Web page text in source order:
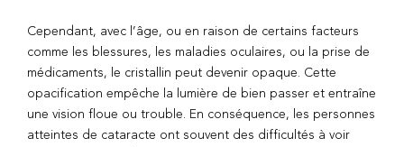
Cependant, avec l’âge, ou en raison de certains facteurs
comme les blessures, les maladies oculaires, ou la prise de
médicaments, le cristallin peut devenir opaque. Cette
opacification empêche la lumière de bien passer et entraîne
une vision floue ou trouble. En conséquence, les personnes
atteintes de cataracte ont souvent des difficultés à voir